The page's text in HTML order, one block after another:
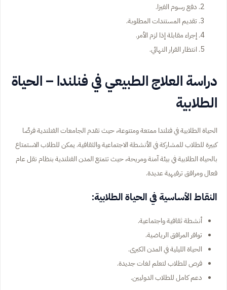
دفع رسوم الفيزا.
تقديم المستندات المطلوبة.
إجراء مقابلة إذا لزم الأمر.
انتظار القرار النهائي.
دراسة العلاج الطبيعي في فنلندا – الحياة
الطلابية
الحياة الطلابية في فنلندا ممتعة ومتنوعة، حيث تقدم الجامعات الفنلندية فرصًا
كبيرة للطلاب للمشاركة في الأنشطة الاجتماعية والثقافية. يمكن للطلاب الاستمتاع
بالحياة الطلابية في بيئة آمنة ومريحة، حيث تتمتع المدن الفنلندية بنظام نقل عام
فعال ومرافق ترفيهية عديدة.
النقاط الأساسية في الحياة الطلابية:
أنشطة ثقافية واجتماعية.
توافر المرافق الرياضية.
الحياة الليلية في المدن الكبرى.
فرص للطلاب لتعلم لغات جديدة.
دعم كامل للطلاب الدوليين.